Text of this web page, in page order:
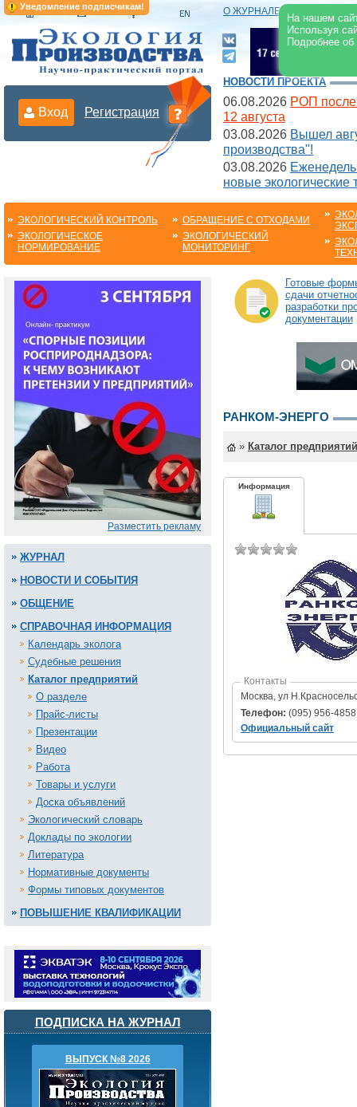
Уведомление подписчикам!
На нашем
Используя
Подробнее
О ЖУРНАЛЕ |
Вход Регистрация
НОВОСТИ ПРОЕКТА
06.08.2026 РОП после
12 августа
03.08.2026 Вышел
производства"!
03.08.2026
новые экологические
ЭКОЛОГИЧЕСКИЙ КОНТРОЛЬ
ЭКОЛОГИЧЕСКОЕ
НОРМИРОВАНИЕ
ОБРАЩЕНИЕ С ОТХОДАМИ
ЭКОЛОГИЧЕСКИЙ
МОНИТОРИНГ
Разместить рекламу
ЖУРНАЛ
НОВОСТИ И СОБЫТИЯ
ОБЩЕНИЕ
СПРАВОЧНАЯ ИНФОРМАЦИЯ
Календарь эколога
Судебные решения
Каталог предприятий
О разделе
Прайс-листы
Презентации
Видео
Работа
Товары и услуги
Доска объявлений
Экологический словарь
Доклады по экологии
Литература
Нормативные документы
Формы типовых документов
ПОВЫШЕНИЕ КВАЛИФИКАЦИИ
ПОДПИСКА НА ЖУРНАЛ
ВЫПУСК №8 2026
Готовые
сдачи
разработки
документации
РАНКОМ-ЭНЕРГО
» Каталог предприятий
Информация
Контакты
Москва, ул
Телефон: (095) 956-
Официальный сайт